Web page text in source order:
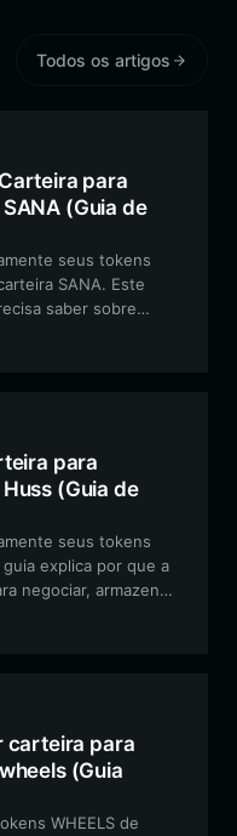
Todos os artigos
para
(Guia de
seus tokens
SANA. Este
saber sobre
com a Bitget
para
(Guia de
seus tokens
explica por que a
negociar, armazenar
Huss, que
carteira para
(Guia
WHEELS de